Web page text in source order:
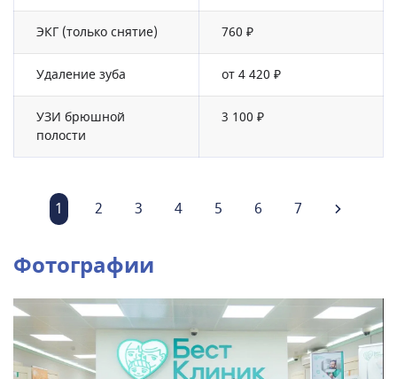
ЭКГ (только снятие) 760 ₽
Удаление зуба от 4 420 ₽
УЗИ брюшной
полости
3 100 ₽
1 2 3 4 5 6 7
Фотографии